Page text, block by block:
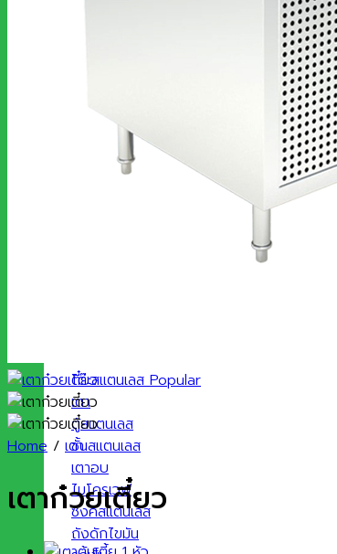
โต๊ะสแตนเลส
เตา
ตู้สแตนเลส
ชั้นสแตนเลส
เตาอบ
ไมโครเวฟ
ซิงค์สแตนเลส
ถังดักไขมัน
Home / เตา
เตาก๋วยเตี๋ยว